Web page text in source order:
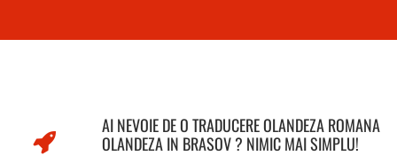
AI NEVOIE DE O TRADUCERE OLANDEZA ROMANA
OLANDEZA IN BRASOV ? NIMIC MAI SIMPLU!